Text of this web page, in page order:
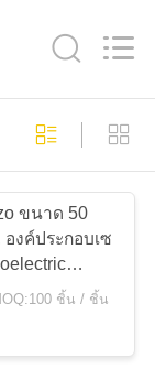
ซ
41
ขนาด 50
องค์ประกอบเซ
กาก
ชิ้น / ชิ้น